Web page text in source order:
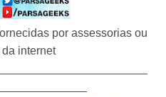
por assessorias ou
da internet